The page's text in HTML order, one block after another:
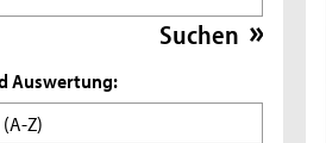
Auswertung: